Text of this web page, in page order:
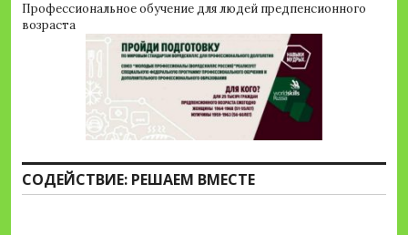
Профессиональное обучение для людей предпенсионного
возраста
СОДЕЙСТВИЕ: РЕШАЕМ ВМЕСТЕ